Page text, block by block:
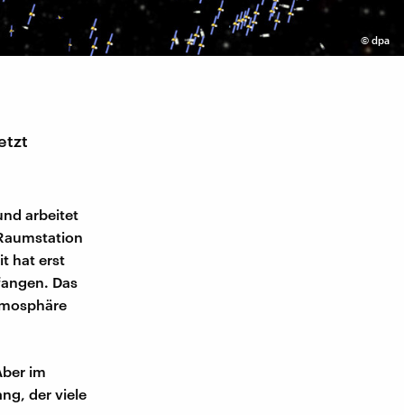
© dpa
arbeitet
hat erst
Das
im
der viele